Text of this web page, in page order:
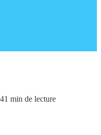
1 min de lecture